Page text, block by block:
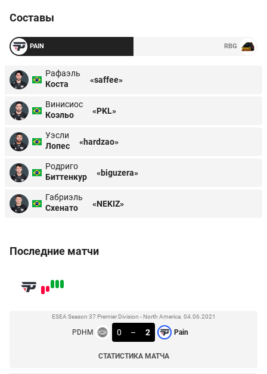
Составы
PAIN RBG
Рафаэль
Коста
«saffee»
Винисиос
Коэльо
«PKL»
Уэсли
Лопес
«hardzao»
Родриго
Биттенкур
«biguzera»
Габриэль
Схенато
«NEKIZ»
Последние матчи
ESEA Season 37 Premier Division - North America. 04.06.2021
PDHM 0 – 2 Pain
СТАТИСТИКА МАТЧА